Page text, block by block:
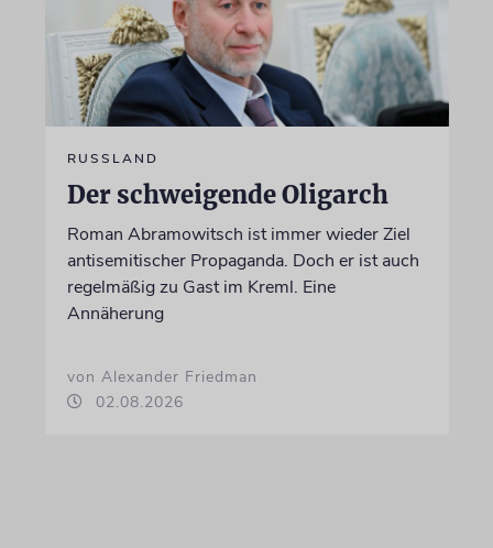
RUSSLAND
Der schweigende Oligarch
Roman Abramowitsch ist immer wieder Ziel
antisemitischer Propaganda. Doch er ist auch
regelmäßig zu Gast im Kreml. Eine
Annäherung
von Alexander Friedman
02.08.2026